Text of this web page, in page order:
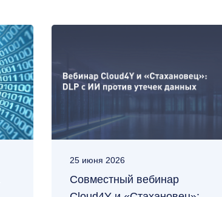
25 июня 2026
Совместный вебинар